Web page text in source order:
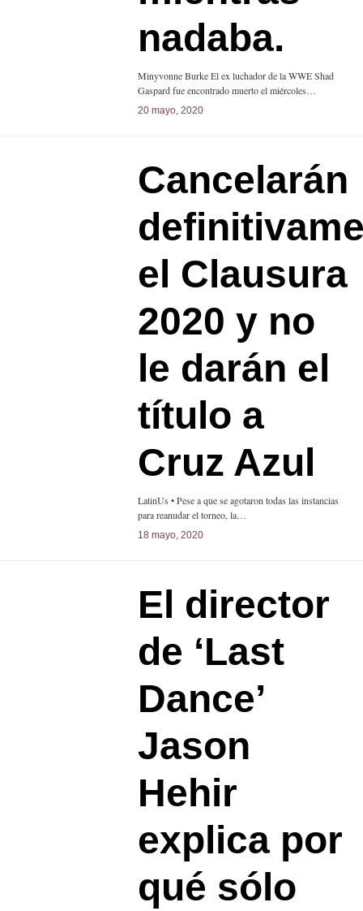
nadaba.
Minyvonne Burke El ex luchador de la WWE Shad
Gaspard fue encontrado muerto el miércoles…
20 mayo, 2020
Cancelarán
el Clausura
2020 y no
le darán el
título a
Cruz Azul
LatinUs • Pese a que se agotaron todas las instancias
para reanudar el torneo, la…
18 mayo, 2020
El director
de ‘Last
Dance’
Jason
Hehir
explica por
qué sólo